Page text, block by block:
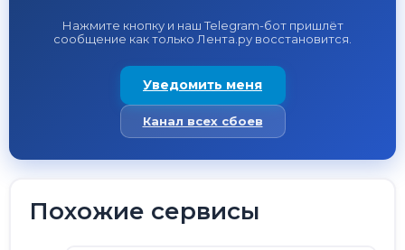
Нажмите кнопку и наш Telegram-бот пришлёт
сообщение как только Лента.ру восстановится.
Уведомить меня
Канал всех сбоев
Похожие сервисы